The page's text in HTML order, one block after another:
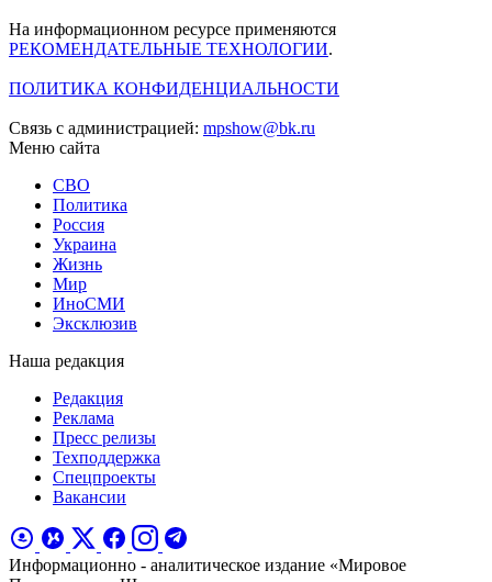
На информационном ресурсе применяются
РЕКОМЕНДАТЕЛЬНЫЕ ТЕХНОЛОГИИ.
ПОЛИТИКА КОНФИДЕНЦИАЛЬНОСТИ
Связь с администрацией: mpshow@bk.ru
Меню сайта
СВО
Политика
Россия
Украина
Жизнь
Мир
ИноСМИ
Эксклюзив
Наша редакция
Редакция
Реклама
Пресс релизы
Техподдержка
Спецпроекты
Вакансии
Информационно - аналитическое издание «Мировое